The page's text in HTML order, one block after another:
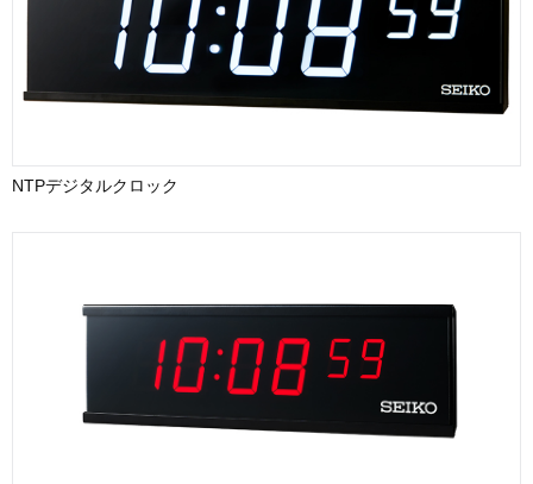
NTPデジタルクロック